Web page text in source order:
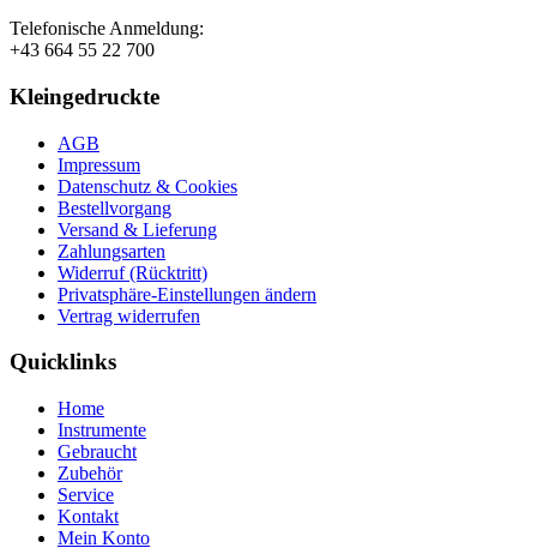
Telefonische Anmeldung:
+43 664 55 22 700
Kleingedruckte
AGB
Impressum
Datenschutz & Cookies
Bestellvorgang
Versand & Lieferung
Zahlungsarten
Widerruf (Rücktritt)
Privatsphäre-Einstellungen ändern
Vertrag widerrufen
Quicklinks
Home
Instrumente
Gebraucht
Zubehör
Service
Kontakt
Mein Konto